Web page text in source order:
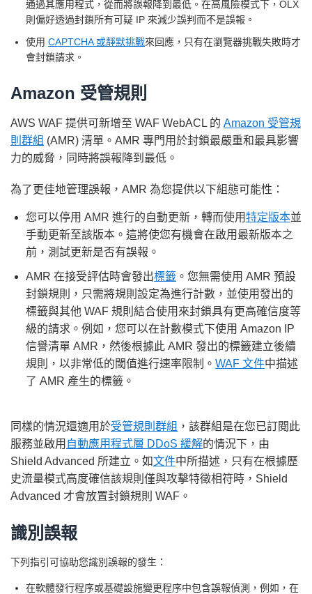
通過其應用程式，從而將誤報降到最低。在高風險模式下，OLX
則偏好透過封鎖所有可疑 IP 來減少誤判而不是誤報。
使用 CAPTCHA 或靜默挑戰來回應，只有在瀏覽器挑戰失敗時才
會封鎖請求。
Amazon 受管規則
AWS WAF 提供可新增至 WAF WebACL 的 Amazon 受管規
則群組 (AMR) 清單。AMR 專門用於封鎖最嚴重和最具影響
力的威脅，同時將誤報降到最低。
為了更佳地管理誤報，AMR 為您提供以下組態可能性：
您可以停用 AMR 進行的自動更新，轉而使用特定版本並
手動更新至該版本。這將使您有機會在啟用最新版本之
前，測試更新是否有誤報。
AMR 在接受評估時會發出標籤 。您無需使用 AMR 預設
封鎖規則，只需將規則設定為進行計數，並使用發出的
標籤與其他 WAF 規則結合使用來封鎖具有更高確信度等
級的請求。例如，您可以在計數模式下使用 Amazon IP
信譽清單 AMR，然後根據此 AMR 發出的標籤建立後續
規則，以非常低的閾值進行速率限制。 WAF 文件中描述
了 AMR 產生的標籤。
同樣的情況還適用於受管規則群組 ，該群組是在您已訂閱此
服務並啟用 自動應用程式層 DDoS 緩解的情況下，由
Shield Advanced 所建立。如文件中所描述，只有在根據歷
史流量模式高度確信該規則僅與攻擊特徵相符時，Shield
Advanced 才會放置封鎖規則 WAF。
識別誤報
下列指引可協助您識別誤報的發生：
在軟體發行程序或基礎設施變更程序中包含誤報偵測，例如，在